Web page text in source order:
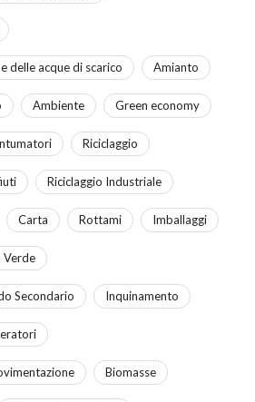
delle acque di scarico Amianto
Ambiente Green economy
Riciclaggio
Riciclaggio Industriale
Carta Rottami Imballaggi
Verde
Secondario Inquinamento
Biomasse